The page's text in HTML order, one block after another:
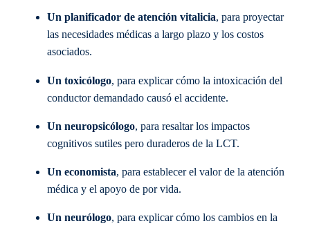
Un planificador de atención vitalicia, para proyectar
las necesidades médicas a largo plazo y los costos
asociados.
Un toxicólogo, para explicar cómo la intoxicación del
conductor demandado causó el accidente.
Un neuropsicólogo, para resaltar los impactos
cognitivos sutiles pero duraderos de la LCT.
Un economista, para establecer el valor de la atención
médica y el apoyo de por vida.
Un neurólogo, para explicar cómo los cambios en la